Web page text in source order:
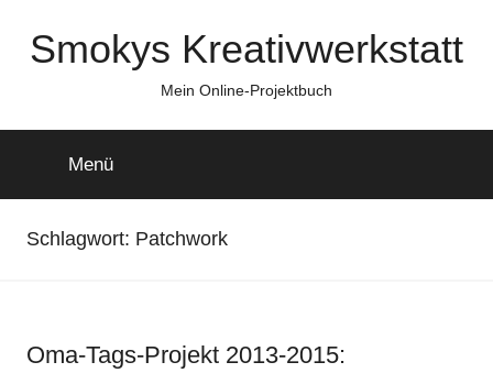
InhaltSmokys Kreativwerkstatt
Mein Online-Projektbuch
Menü
Schlagwort: Patchwork
Oma-Tags-Projekt 2013-2015: